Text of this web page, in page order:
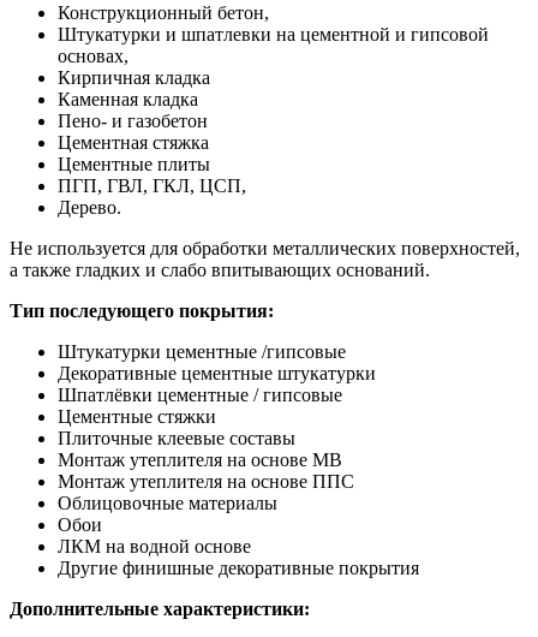
Конструкционный бетон,
Штукатурки и шпатлевки на цементной и гипсовой
основах,
Кирпичная кладка
Каменная кладка
Пено- и газобетон
Цементная стяжка
Цементные плиты
ПГП, ГВЛ, ГКЛ, ЦСП,
Дерево.
Не используется для обработки металлических поверхностей,
а также гладких и слабо впитывающих оснований.
Тип последующего покрытия:
Штукатурки цементные /гипсовые
Декоративные цементные штукатурки
Шпатлёвки цементные / гипсовые
Цементные стяжки
Плиточные клеевые составы
Монтаж утеплителя на основе МВ
Монтаж утеплителя на основе ППС
Облицовочные материалы
Обои
ЛКМ на водной основе
Другие финишные декоративные покрытия
Дополнительные характеристики: